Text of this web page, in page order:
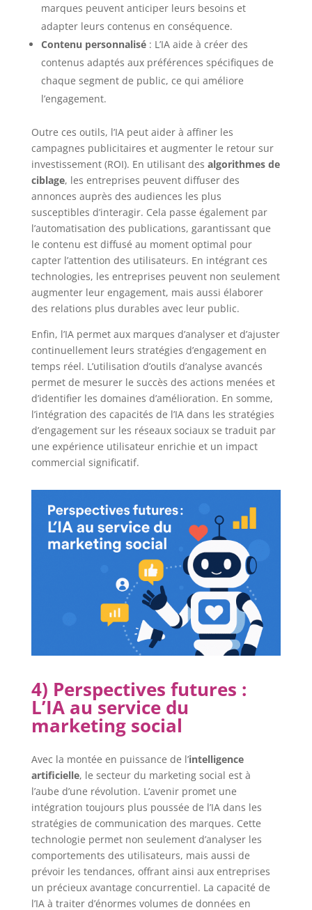
marques peuvent anticiper leurs besoins et
adapter leurs contenus en conséquence.
Contenu personnalisé: L’IA aide à créer des
contenus adaptés aux préférences spécifiques de
chaque segment de public, ce qui améliore
l’engagement.
Outre ces outils, l’IA peut aider à affiner les
campagnes publicitaires et augmenter le retour sur
investissement (ROI). En utilisant des algorithmes de
ciblage, les entreprises peuvent diffuser des
annonces auprès des audiences les plus
susceptibles d’interagir. Cela passe également par
l’automatisation des publications, garantissant que
le contenu est diffusé au moment optimal pour
capter l’attention des utilisateurs. En intégrant ces
technologies, les entreprises peuvent non seulement
augmenter leur engagement, mais aussi élaborer
des relations plus durables avec leur public.
Enfin, l’IA permet aux marques d’analyser et d’ajuster
continuellement leurs stratégies d’engagement en
temps réel. L’utilisation d’outils d’analyse avancés
permet de mesurer le succès des actions menées et
d’identifier les domaines d’amélioration. En somme,
l’intégration des capacités de l’IA dans les stratégies
d’engagement sur les réseaux sociaux se traduit par
une expérience utilisateur enrichie et un impact
commercial significatif.
4) Perspectives futures :
L’IA au service du
marketing social
Avec la montée en puissance de l’intelligence
artificielle, le secteur du marketing social est à
l’aube d’une révolution. L’avenir promet une
intégration toujours plus poussée de l’IA dans les
stratégies de communication des marques. Cette
technologie permet non seulement d’analyser les
comportements des utilisateurs, mais aussi de
prévoir les tendances, offrant ainsi aux entreprises
un précieux avantage concurrentiel. La capacité de
l’IA à traiter d’énormes volumes de données en